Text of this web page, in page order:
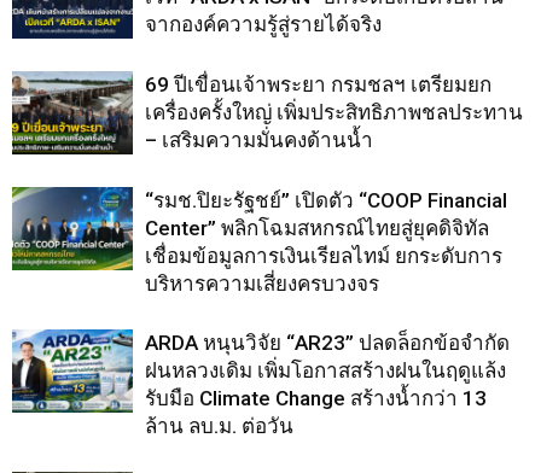
จากองค์ความรู้สู่รายได้จริง
69 ปีเขื่อนเจ้าพระยา กรมชลฯ เตรียมยก
เครื่องครั้งใหญ่ เพิ่มประสิทธิภาพชลประทาน
– เสริมความมั่นคงด้านน้ำ
“รมช.ปิยะรัฐชย์” เปิดตัว “COOP Financial
Center” พลิกโฉมสหกรณ์ไทยสู่ยุคดิจิทัล
เชื่อมข้อมูลการเงินเรียลไทม์ ยกระดับการ
บริหารความเสี่ยงครบวงจร
ARDA หนุนวิจัย “AR23” ปลดล็อกข้อจำกัด
ฝนหลวงเดิม เพิ่มโอกาสสร้างฝนในฤดูแล้ง
รับมือ Climate Change สร้างน้ำกว่า 13
ล้าน ลบ.ม. ต่อวัน